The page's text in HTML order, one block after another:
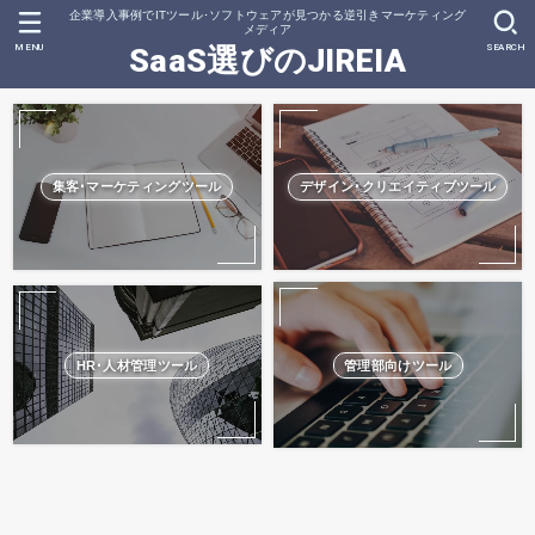
企業導入事例でITツール･ソフトウェアが見つかる逆引きマーケティング
メディア
SaaS選びのJIREIA SEARCH
MENU
集客･マーケティングツール デザイン･クリエイティブツール
HR･人材管理ツール 管理部向けツール